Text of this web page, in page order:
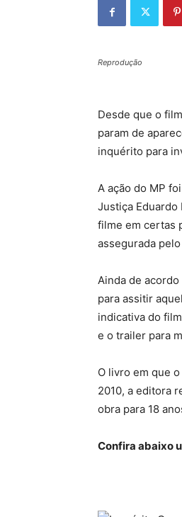
Reprodução
Desde que o
param de
inquérito para
A ação do MP
Justiça Eduardo
filme em certas
assegurada
Ainda de
para assitir
indicativa do
e o trailer para
O livro em que
2010, a editora
obra para 18
Confira abaixo